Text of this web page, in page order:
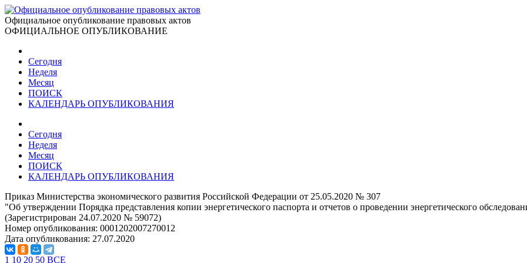
Официальное опубликование правовых актов
ОФИЦИАЛЬНОЕ ОПУБЛИКОВАНИЕ
Сегодня
Неделя
Месяц
ПОИСК
КАЛЕНДАРЬ ОПУБЛИКОВАНИЯ
Сегодня
Неделя
Месяц
ПОИСК
КАЛЕНДАРЬ ОПУБЛИКОВАНИЯ
Приказ Министерства экономического развития Российской Федерации от 25.05.2020 № 307
"Об утверждении Порядка представления копии энергетического паспорта и отчетов о проведении энергетического
(Зарегистрирован 24.07.2020 № 59072)
Номер опубликования: 0001202007270012
Дата опубликования: 27.07.2020
1 10 20 50 ВСЕ